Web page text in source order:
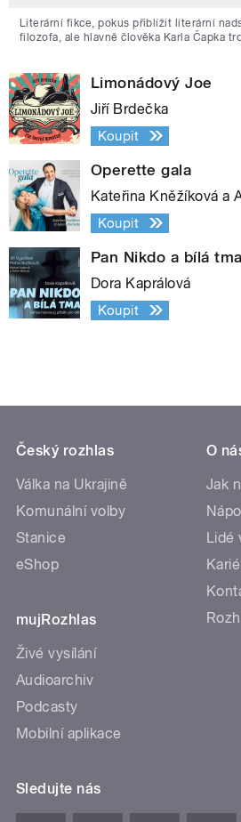
Literární fikce, pokus přiblížit literární
filozofa, ale hlavně člověka Karla Čapka
Limonádový Joe
Jiří Brdečka
Koupit
Operette gala
Kateřina Kněžíková a
Koupit
Pan Nikdo a bílá tma
Dora Kaprálová
Koupit
Český rozhlas
Válka na Ukrajině
Komunální volby
Stanice
eShop
mujRozhlas
Živé vysílání
Audioarchiv
Podcasty
Mobilní aplikace
O
Jak
Lidé
Sledujte nás